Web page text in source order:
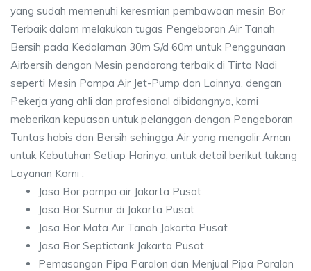
yang sudah memenuhi keresmian pembawaan mesin Bor
Terbaik dalam melakukan tugas Pengeboran Air Tanah
Bersih pada Kedalaman 30m S/d 60m untuk Penggunaan
Airbersih dengan Mesin pendorong terbaik di Tirta Nadi
seperti Mesin Pompa Air Jet-Pump dan Lainnya, dengan
Pekerja yang ahli dan profesional dibidangnya, kami
meberikan kepuasan untuk pelanggan dengan Pengeboran
Tuntas habis dan Bersih sehingga Air yang mengalir Aman
untuk Kebutuhan Setiap Harinya, untuk detail berikut tukang
Layanan Kami :
Jasa Bor pompa air Jakarta Pusat
Jasa Bor Sumur di Jakarta Pusat
Jasa Bor Mata Air Tanah Jakarta Pusat
Jasa Bor Septictank Jakarta Pusat
Pemasangan Pipa Paralon dan Menjual Pipa Paralon